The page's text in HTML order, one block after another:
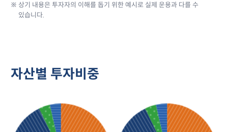
※ 상기 내용은 투자자의 이해를 돕기 위한 예시로 실제 운용과 다를 수
있습니다.
자산별 투자비중